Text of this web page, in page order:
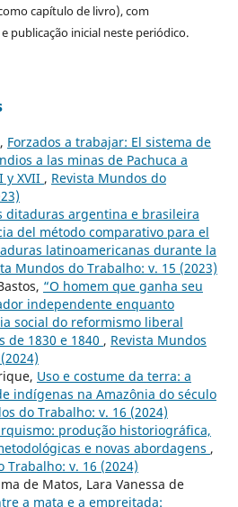
capítulo de livro), com
publicação inicial neste periódico.
Forzados a trabajar: El sistema de
a las minas de Pachuca a
y XVII , Revista Mundos do
ditaduras argentina e brasileira
del método comparativo para el
latinoamericanas durante la
Mundos do Trabalho: v. 15 (2023)
“O homem que ganha seu
independente enquanto
social do reformismo liberal
de 1830 e 1840 , Revista Mundos
Uso e costume da terra: a
indígenas na Amazônia do século
do Trabalho: v. 16 (2024)
produção historiográfica,
e novas abordagens ,
Trabalho: v. 16 (2024)
de Matos, Lara Vanessa de
a mata e a empreitada: